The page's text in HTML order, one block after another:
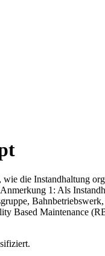
die Instandhaltung
1: Als
Based Maintenance